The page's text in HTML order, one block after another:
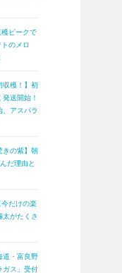
穫ピークで
のメロ
収穫！】初
送開始！
、アスパラ
きの紫】朝
だ理由と
今だけの楽
太がたくさ
道・富良野
ガス」受付